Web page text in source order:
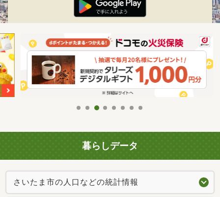
暮らしデータ
さいたま市の人口などの統計情報